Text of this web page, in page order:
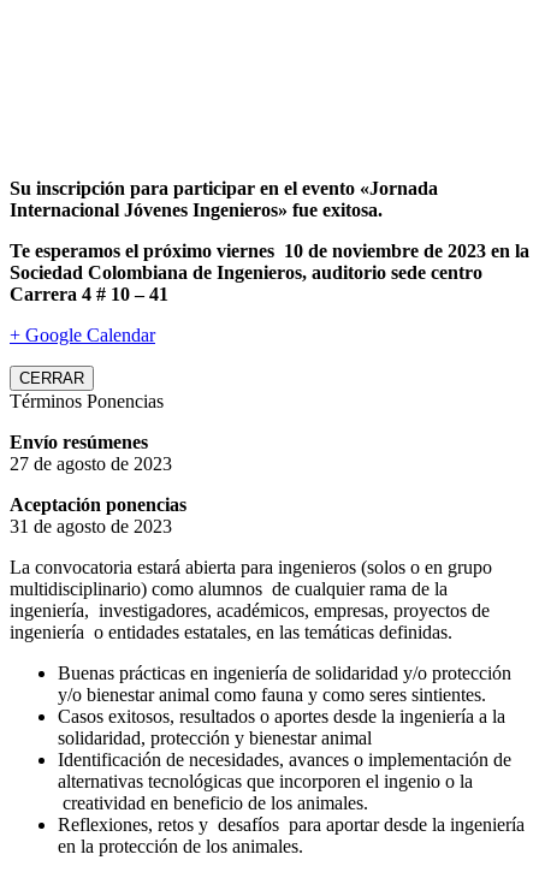
Su inscripción para participar en el evento «Jornada
Internacional Jóvenes Ingenieros» fue exitosa.
Te esperamos el próximo viernes 10 de noviembre de 2023 en la
Sociedad Colombiana de Ingenieros, auditorio sede centro
Carrera 4 # 10 – 41
+ Google Calendar
CERRAR
Términos Ponencias
Envío resúmenes
27 de agosto de 2023
Aceptación ponencias
31 de agosto de 2023
La convocatoria estará abierta para ingenieros (solos o en grupo
multidisciplinario) como alumnos de cualquier rama de la
ingeniería, investigadores, académicos, empresas, proyectos de
ingeniería o entidades estatales, en las temáticas definidas.
Buenas prácticas en ingeniería de solidaridad y/o protección
y/o bienestar animal como fauna y como seres sintientes.
Casos exitosos, resultados o aportes desde la ingeniería a la
solidaridad, protección y bienestar animal
Identificación de necesidades, avances o implementación de
alternativas tecnológicas que incorporen el ingenio o la
creatividad en beneficio de los animales.
Reflexiones, retos y desafíos para aportar desde la ingeniería
en la protección de los animales.